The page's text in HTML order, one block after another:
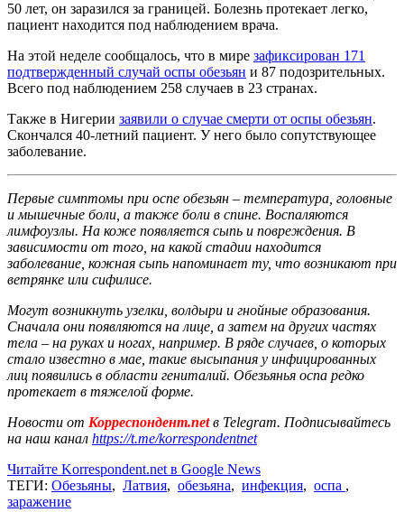
50 лет, он заразился за границей. Болезнь протекает легко,
пациент находится под наблюдением врача.
На этой неделе сообщалось, что в мире зафиксирован 171
подтвержденный случай оспы обезьян и 87 подозрительных.
Всего под наблюдением 258 случаев в 23 странах.
Также в Нигерии заявили о случае смерти от оспы обезьян.
Скончался 40-летний пациент. У него было сопутствующее
заболевание.
Первые симптомы при оспе обезьян – температура, головные
и мышечные боли, а также боли в спине. Воспаляются
лимфоузлы. На коже появляется сыпь и повреждения. В
зависимости от того, на какой стадии находится
заболевание, кожная сыпь напоминает ту, что возникают при
ветрянке или сифилисе.
Могут возникнуть узелки, волдыри и гнойные образования.
Сначала они появляются на лице, а затем на других частях
тела – на руках и ногах, например. В ряде случаев, о которых
стало известно в мае, такие высыпания у инфицированных
лиц появились в области гениталий. Обезьянья оспа редко
протекает в тяжелой форме.
Новости от Корреспондент.netв Telegram. Подписывайтесь
на наш канал https://t.me/korrespondentnet
Читайте Korrespondent.net в Google News
ТЕГИ: Обезьяны, Латвия, обезьяна, инфекция, оспа ,
заражение